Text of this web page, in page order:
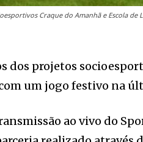
Craque do Amanhã e Escola de
dos projetos
um jogo festivo na
ao vivo do